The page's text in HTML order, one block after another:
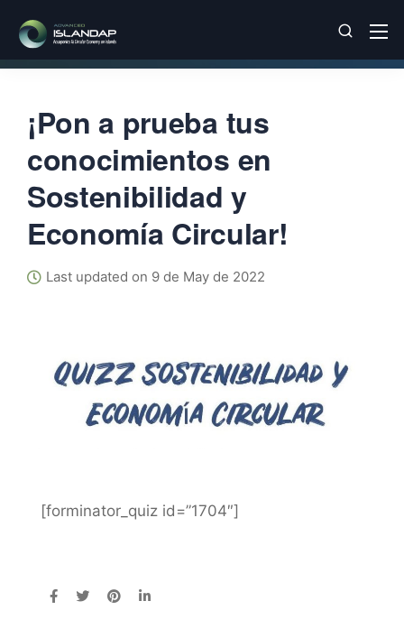
¡Pon a prueba tus
conocimientos en
Sostenibilidad y
Economía Circular!
Last updated on 9 de May de 2022
[forminator_quiz id=”1704″]